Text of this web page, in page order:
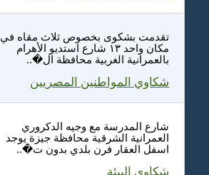
تقدمت بشكوى بخصوص ثلاث مقاه في
مكان واحد ١٣ شارع استديو الأهرام
بالعمرانية الغربية محافظة ال�..
شكاوي المواطنين المصريين
شارع المدرسة مع وجيه الدكروري
العمرانية الشرقية محافظة جيزة يوجد
اسفل العقار فرن بلدي بدون ت�..
شكاوي البيئة